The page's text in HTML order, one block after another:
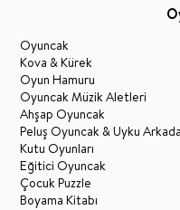
Oyuncak
Kova & Kürek
Oyun Hamuru
Oyuncak Müzik Aletleri
Ahşap Oyuncak
Peluş Oyuncak & Uyku
Kutu Oyunları
Eğitici Oyuncak
Çocuk Puzzle
Boyama Kitabı